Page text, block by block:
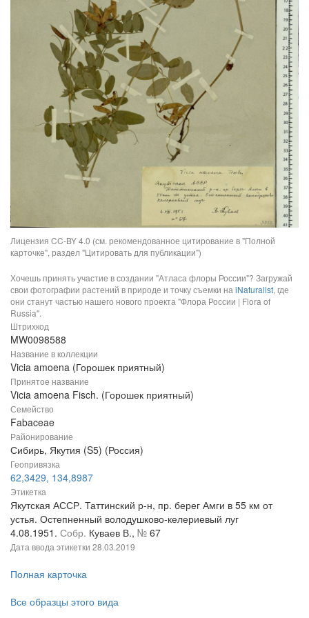
Лицензия CC-BY 4.0 (см. рекомендованное цитирование в "Полной
карточке", раздел "Цитировать для публикации")
Хочешь принять участие в создании "Атласа флоры России"? Загружай
свои фотографии растений в природе и точку съемки на iNaturalist, где
они станут частью нашего нового проекта "Флора России | Flora of
Russia".
Штрихкод
MW0098588
Название в коллекции
Vicia amoena (Горошек приятный)
Принятое название
Vicia amoena Fisch. (Горошек приятный)
Семейство
Fabaceae
Районирование
Сибирь, Якутия (S5) (Россия)
Геопривязка
62,3429, 134,8987
Этикетка
Якутская АССР. Таттинский р-н, пр. берег Амги в 55 км от
устья. Остепненный володушково-келериевый луг
4.08.1951. Собр. Куваев В., № 67
Дата ввода этикетки 28.03.2019
Полная карточка
Все образцы этого вида